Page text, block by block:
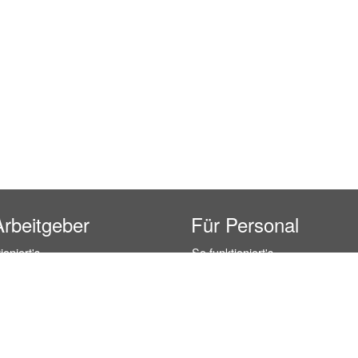
Für Personal
So funktioniert's